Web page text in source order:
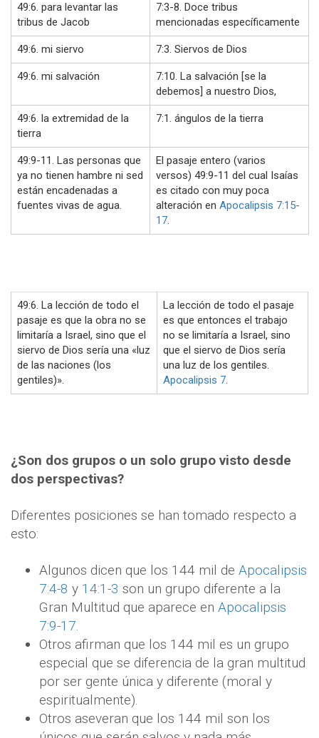
49:6. para levantar las
tribus de Jacob
7:3-8. Doce tribus
mencionadas específicamente
49:6. mi siervo 7:3. Siervos de Dios
49:6. mi salvación
7:10. La salvación [se la
debemos] a nuestro Dios,
49:6. la extremidad de la
tierra
7:1. ángulos de la tierra
49:9-11. Las personas que
ya no tienen hambre ni sed
están encadenadas a
fuentes vivas de agua.
El pasaje entero (varios
versos) 49:9-11 del cual Isaías
es citado con muy poca
alteración en Apocalipsis 7:15-
17.
49:6. La lección de todo el
pasaje es que la obra no se
limitaría a Israel, sino que el
siervo de Dios sería una «luz
de las naciones (los
gentiles)».
La lección de todo el pasaje
es que entonces el trabajo
no se limitaría a Israel, sino
que el siervo de Dios sería
una luz de los gentiles.
Apocalipsis 7.
¿Son dos grupos o un solo grupo visto desde
dos perspectivas?
Diferentes posiciones se han tomado respecto a
esto:
Algunos dicen que los 144 mil de Apocalipsis
7:4-8 y 14:1-3 son un grupo diferente a la
Gran Multitud que aparece en Apocalipsis
7:9-17.
Otros afirman que los 144 mil es un grupo
especial que se diferencia de la gran multitud
por ser gente única y diferente (moral y
espiritualmente).
Otros aseveran que los 144 mil son los